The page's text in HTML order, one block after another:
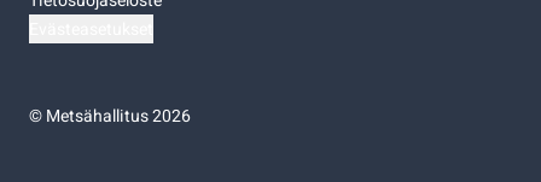
©Metsähallitus 2026